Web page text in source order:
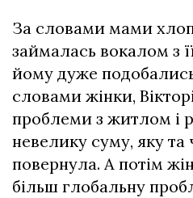
За словами мами
займалась вокалом з
йому дуже
словами жінки,
проблеми з житлом і
невелику суму, яку
повернула. А потім
більш глобальну